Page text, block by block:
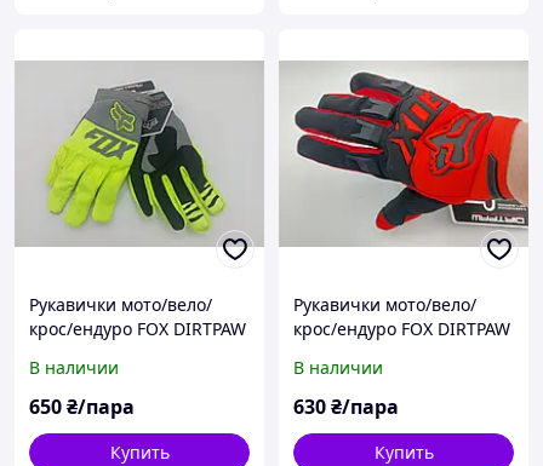
Рукавички мото/вело/
крос/ендуро FOX DIRTPAW
(яскраво зелені) з сірим
р.XL
В наличии
650₴/пара
Купить
Рукавички мото/вело/
крос/ендуро FOX DIRTPAW
чорні р. XL
В наличии
630₴/пара
Купить